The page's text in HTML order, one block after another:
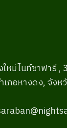
ใหม่ไนท์ซาฟารี ,
ภอหางดง, จังห